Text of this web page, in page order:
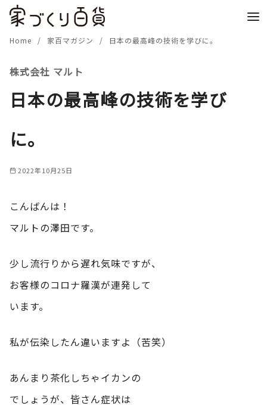
Home 家百マガジン 日本の最高峰の技術を学びに。
株式会社 マルト
日本の最高峰の技術を学び
に。
2022年10月25日
こんばんは！
マルトの澤田です。
少し流行りから遅れ気味ですが、
お客様のコロナ羅漢が連発して
います。
私が伝染したん違いますよ（苦笑）
あんまり茶化しちゃイカンの
でしょうが、皆さん症状は